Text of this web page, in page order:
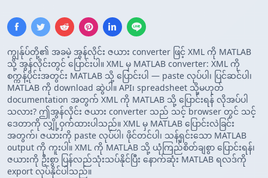
ကျွန်ုပ်တို့၏ အခမဲ့ အွန်လိုင်း ဇယား converter ဖြင့် XML ကို MATLAB
သို့ အွန်လိုင်းတွင် ပြောင်းပါ။ XML မှ MATLAB converter: XML ကို
စက္ကန့်ပိုင်းအတွင်း MATLAB သို့ ပြောင်းပါ — paste လုပ်ပါ၊ ပြင်ဆင်ပါ၊
MATLAB ကို download ဆွဲပါ။ API၊ spreadsheet သို့မဟုတ်
documentation အတွက် XML ကို MATLAB သို့ ပြောင်းရန် လိုအပ်ပါ
သလား? ဤအွန်လိုင်း ဇယား converter သည် သင့် browser တွင် သင့်
ဒေတာကို လျှို့ဝှက်ထားပါသည်။ XML မှ MATLAB ပြောင်းလဲခြင်း
အတွက်၊ ဇယားကို paste လုပ်ပါ၊ ဖိုင်တင်ပါ၊ သန့်ရှင်းသော MATLAB
output ကို ကူးပါ။ XML ကို MATLAB သို့ ယုံကြည်စိတ်ချစွာ ပြောင်းရန်၊
ဇယားကို ဦးစွာ ပြန်လည်သုံးသပ်နိုင်ပြီး နောက်ဆုံး MATLAB ရလဒ်ကို
export လုပ်နိုင်ပါသည်။